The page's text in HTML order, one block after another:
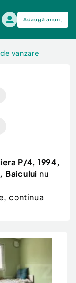
Adaugă anunț
vanzare
P/4, 1994,
Baicului nu
continua